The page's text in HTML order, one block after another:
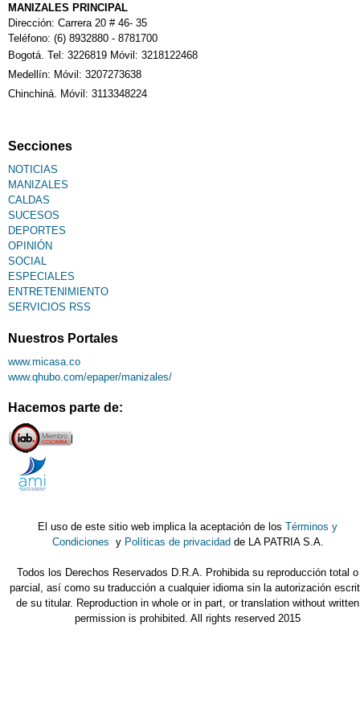
MANIZALES PRINCIPAL
Dirección: Carrera 20 # 46- 35
Teléfono: (6) 8932880 - 8781700
Bogotá. Tel: 3226819 Móvil: 3218122468
Medellín: Móvil: 3207273638
Chinchiná. Móvil: 3113348224
Secciones
NOTICIAS
MANIZALES
CALDAS
SUCESOS
DEPORTES
OPINIÓN
SOCIAL
ESPECIALES
ENTRETENIMIENTO
SERVICIOS RSS
Nuestros Portales
www.micasa.co
www.qhubo.com/epaper/manizales/
Hacemos parte de:
El uso de este sitio web implica la aceptación de losTérminos y
Condiciones y Políticas de privacidad de LA PATRIA S.A.
Todos los Derechos Reservados D.R.A. Prohibida su reproducción total o
parcial, así como su traducción a cualquier idioma sin la autorización
de su titular. Reproduction in whole or in part, or translation without written
permission is prohibited. All rights reserved 2015